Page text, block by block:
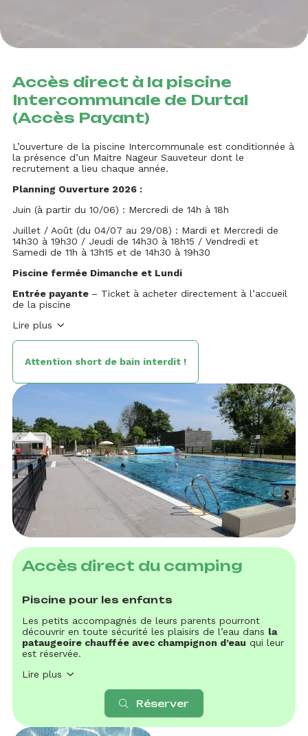
Accès direct à la piscine
Intercommunale de Durtal
(Accès Payant)
L’ouverture de la piscine Intercommunale est conditionnée à
la présence d’un Maitre Nageur Sauveteur dont le
recrutement a lieu chaque année.
Planning Ouverture 2026 :
Juin (à partir du 10/06) : Mercredi de 14h à 18h
Juillet / Août (du 04/07 au 29/08) : Mardi et Mercredi de
14h30 à 19h30 / Jeudi de 14h30 à 18h15 / Vendredi et
Samedi de 11h à 13h15 et de 14h30 à 19h30
Piscine fermée Dimanche et Lundi
Entrée payante – Ticket à acheter directement à l’accueil
de la piscine
Lire plus
Attention short de bain interdit !
Accès direct du camping
Piscine pour les enfants
Les petits accompagnés de leurs parents pourront
découvrir en toute sécurité les plaisirs de l’eau dans la
pataugeoire chauffée avec champignon d’eau qui leur
est réservée.
Lire plus
Réserver